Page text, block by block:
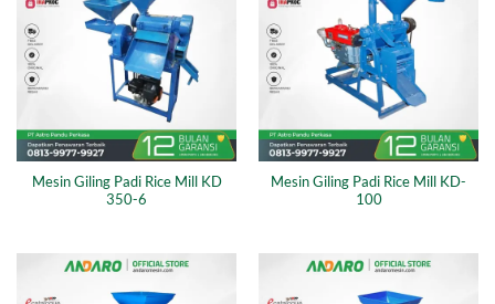
Mesin Giling Padi Rice Mill KD
350-6
Mesin Giling Padi Rice Mill KD-
100